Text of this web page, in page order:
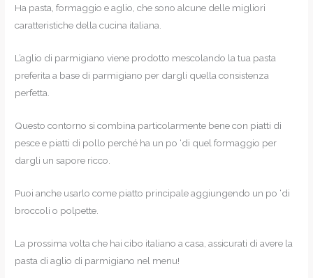
Ha pasta, formaggio e aglio, che sono alcune delle migliori
caratteristiche della cucina italiana.
L’aglio di parmigiano viene prodotto mescolando la tua pasta
preferita a base di parmigiano per dargli quella consistenza
perfetta.
Questo contorno si combina particolarmente bene con piatti di
pesce e piatti di pollo perché ha un po ‘di quel formaggio per
dargli un sapore ricco.
Puoi anche usarlo come piatto principale aggiungendo un po ‘di
broccoli o polpette.
La prossima volta che hai cibo italiano a casa, assicurati di avere la
pasta di aglio di parmigiano nel menu!